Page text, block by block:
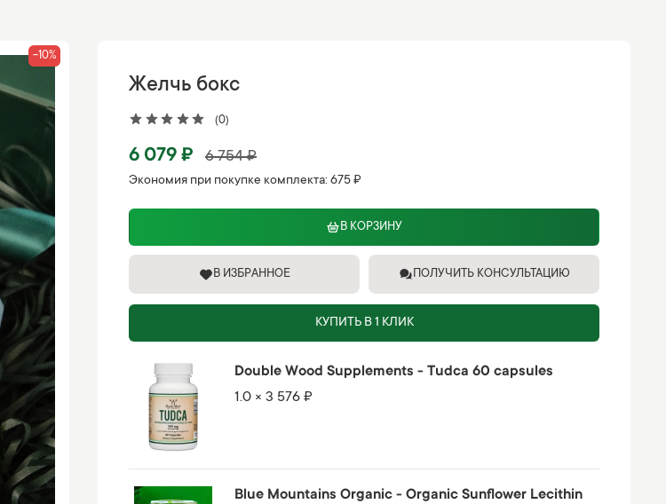
-10%
(0)
Желчь бокс
6 079 ₽ 6 754 ₽
Экономия при покупке комплекта: 675 ₽
В КОРЗИНУ
В ИЗБРАННОЕ ПОЛУЧИТЬ КОНСУЛЬТАЦИЮ
КУПИТЬ В 1 КЛИК
Double Wood Supplements - Tudca 60 capsules
1.0 × 3 576 ₽
Blue Mountains Organic - Organic Sunflower Lecithin